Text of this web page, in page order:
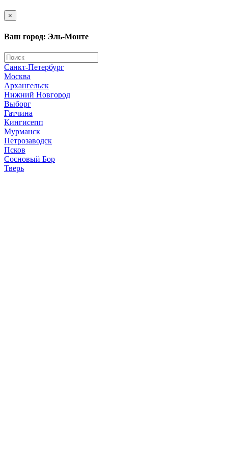
×
Ваш город: Эль-Монте
Санкт-Петербург
Москва
Архангельск
Нижний Новгород
Выборг
Гатчина
Кингисепп
Мурманск
Петрозаводск
Псков
Сосновый Бор
Тверь